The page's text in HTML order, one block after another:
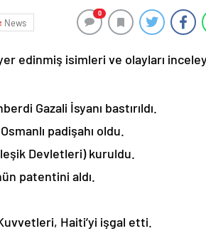
News
0
edinmiş isimleri ve olayları
Gazali İsyanı bastırıldı.
padişahı oldu.
Devletleri) kuruldu.
patentini aldı.
Haiti’yi işgal etti.